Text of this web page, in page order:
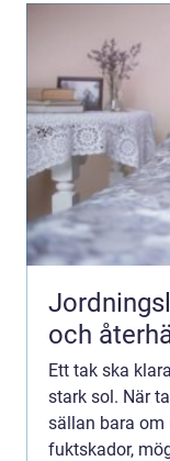
och
Ett tak ska
stark sol. När
sällan bara om
fuktskador,